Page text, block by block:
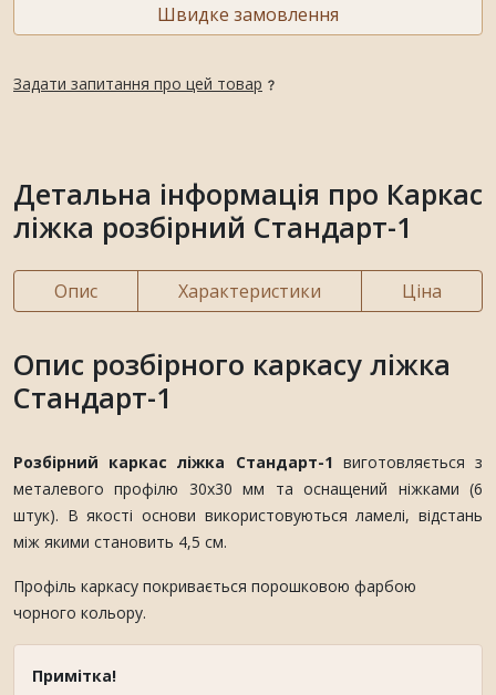
Швидке замовлення
Задати запитання про цей товар
Детальна інформація про Каркас
ліжка розбірний Стандарт-1
Опис Характеристики Ціна
Опис розбірного каркасу ліжка
Стандарт-1
Розбірний каркас ліжка Стандарт-1 виготовляється з
металевого профілю 30х30 мм та оснащений ніжками (6
штук). В якості основи використовуються ламелі, відстань
між якими становить 4,5 см.
Профіль каркасу покривається порошковою фарбою
чорного кольору.
Примітка!